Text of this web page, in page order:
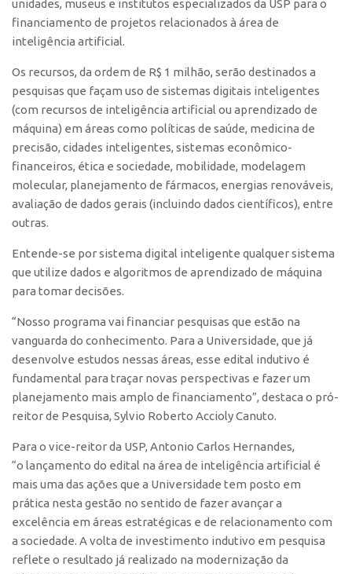
CEPIX
INCTs
PRPI/USP
InovaUSP
Comunicação
Eventos
Agenda AUSPIN
Premiações
Edição 2025
Edição 2019
Edição 2017
Inovação em Números
Propriedade Intelectual
Formas de Proteção
Patentes
Marcas
Softwares
unidades, museus e institutos especializados da USP para o
financiamento de projetos relacionados à área de
inteligência artificial.
Os recursos, da ordem de R$ 1 milhão, serão destinados a
pesquisas que façam uso de sistemas digitais inteligentes
(com recursos de inteligência artificial ou aprendizado de
máquina) em áreas como políticas de saúde, medicina de
precisão, cidades inteligentes, sistemas econômico-
financeiros, ética e sociedade, mobilidade, modelagem
molecular, planejamento de fármacos, energias renováveis,
avaliação de dados gerais (incluindo dados científicos), entre
outras.
Entende-se por sistema digital inteligente qualquer sistema
que utilize dados e algoritmos de aprendizado de máquina
para tomar decisões.
“Nosso programa vai financiar pesquisas que estão na
vanguarda do conhecimento. Para a Universidade, que já
desenvolve estudos nessas áreas, esse edital indutivo é
fundamental para traçar novas perspectivas e fazer um
planejamento mais amplo de financiamento”, destaca o pró-
reitor de Pesquisa, Sylvio Roberto Accioly Canuto.
Para o vice-reitor da USP, Antonio Carlos Hernandes,
“o lançamento do edital na área de inteligência artificial é
mais uma das ações que a Universidade tem posto em
prática nesta gestão no sentido de fazer avançar a
excelência em áreas estratégicas e de relacionamento com
a sociedade. A volta de investimento indutivo em pesquisa
reflete o resultado já realizado na modernização da